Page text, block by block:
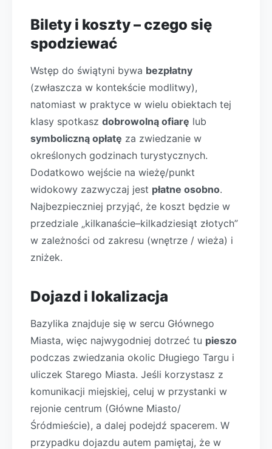
Bilety i koszty – czego się
spodziewać
Wstęp do świątyni bywa bezpłatny
(zwłaszcza w kontekście modlitwy),
natomiast w praktyce w wielu obiektach tej
klasy spotkasz dobrowolną ofiarę lub
symboliczną opłatę za zwiedzanie w
określonych godzinach turystycznych.
Dodatkowo wejście na wieżę/punkt
widokowy zazwyczaj jest płatne osobno.
Najbezpieczniej przyjąć, że koszt będzie w
przedziale „kilkanaście–kilkadziesiąt złotych”
w zależności od zakresu (wnętrze / wieża) i
zniżek.
Dojazd i lokalizacja
Bazylika znajduje się w sercu Głównego
Miasta, więc najwygodniej dotrzeć tu pieszo
podczas zwiedzania okolic Długiego Targu i
uliczek Starego Miasta. Jeśli korzystasz z
komunikacji miejskiej, celuj w przystanki w
rejonie centrum (Główne Miasto/
Śródmieście), a dalej podejdź spacerem. W
przypadku dojazdu autem pamiętaj, że w